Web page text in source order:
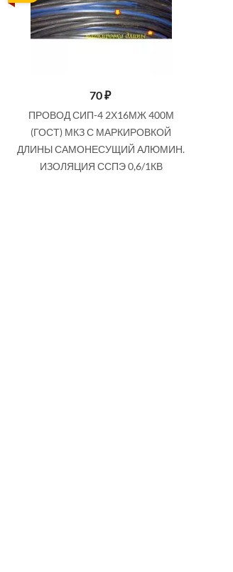
70₽
ПРОВОД СИП-4 2Х16МЖ 400М
(ГОСТ) МКЗ С МАРКИРОВКОЙ
ДЛИНЫ САМОНЕСУЩИЙ АЛЮМИН.
ИЗОЛЯЦИЯ ССПЭ 0,6/1КВ